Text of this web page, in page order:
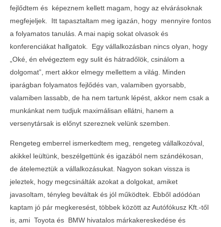
fejlődtem és képeznem kellett magam, hogy az elvárásoknak
megfejeljek. Itt tapasztaltam meg igazán, hogy mennyire fontos
a folyamatos tanulás. A mai napig sokat olvasok és
konferenciákat hallgatok. Egy vállalkozásban nincs olyan, hogy
„Oké, én elvégeztem egy sulit és hátradőlök, csinálom a
dolgomat”, mert akkor elmegy mellettem a világ. Minden
iparágban folyamatos fejlődés van, valamiben gyorsabb,
valamiben lassabb, de ha nem tartunk lépést, akkor nem csak a
munkánkat nem tudjuk maximálisan ellátni, hanem a
versenytársak is előnyt szereznek velünk szemben.
Rengeteg emberrel ismerkedtem meg, rengeteg vállalkozóval,
akikkel leültünk, beszélgettünk és igazából nem szándékosan,
de átelemeztük a vállalkozásukat. Nagyon sokan vissza is
jeleztek, hogy megcsinálták azokat a dolgokat, amiket
javasoltam, tényleg beváltak és jól működtek. Ebből adódóan
kaptam jó pár megkeresést, többek között az Autófókusz Kft.-től
is, ami Toyota és BMW hivatalos márkakereskedése és